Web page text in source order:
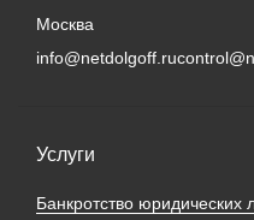
Услуги
Банкротство юридических
Москва
info@netdolgoff.ru